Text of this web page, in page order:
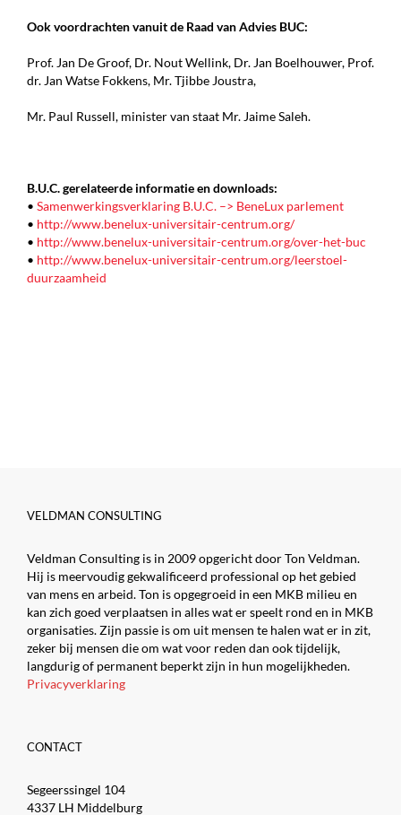
Ook voordrachten vanuit de Raad van Advies BUC:
Prof. Jan De Groof, Dr. Nout Wellink, Dr. Jan Boelhouwer, Prof.
dr. Jan Watse Fokkens, Mr. Tjibbe Joustra,
Mr. Paul Russell, minister van staat Mr. Jaime Saleh.
B.U.C. gerelateerde informatie en downloads:
• Samenwerkingsverklaring B.U.C. –> BeneLux parlement
• http://www.benelux-universitair-centrum.org/
• http://www.benelux-universitair-centrum.org/over-het-buc
• http://www.benelux-universitair-centrum.org/leerstoel-
duurzaamheid
VELDMAN CONSULTING
Veldman Consulting is in 2009 opgericht door Ton Veldman.
Hij is meervoudig gekwalificeerd professional op het gebied
van mens en arbeid. Ton is opgegroeid in een MKB milieu en
kan zich goed verplaatsen in alles wat er speelt rond en in MKB
organisaties. Zijn passie is om uit mensen te halen wat er in zit,
zeker bij mensen die om wat voor reden dan ook tijdelijk,
langdurig of permanent beperkt zijn in hun mogelijkheden.
Privacyverklaring
CONTACT
Segeerssingel 104
4337 LH Middelburg